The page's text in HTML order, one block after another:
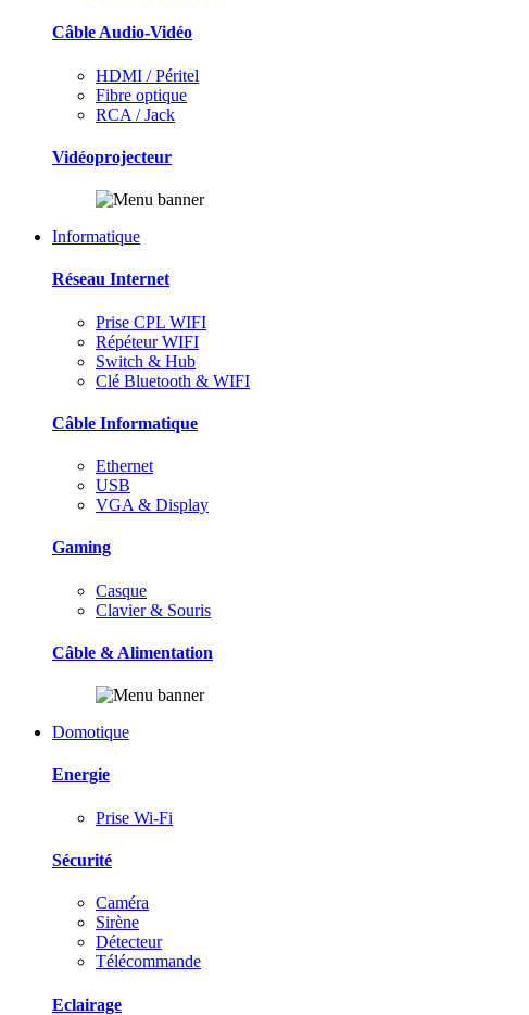
Câble Audio-Vidéo
HDMI / Péritel
Fibre optique
RCA / Jack
Vidéoprojecteur
Informatique
Réseau Internet
Prise CPL WIFI
Répéteur WIFI
Switch & Hub
Clé Bluetooth & WIFI
Câble Informatique
Ethernet
USB
VGA & Display
Gaming
Casque
Clavier & Souris
Câble & Alimentation
Domotique
Energie
Prise Wi-Fi
Sécurité
Caméra
Sirène
Détecteur
Télécommande
Eclairage